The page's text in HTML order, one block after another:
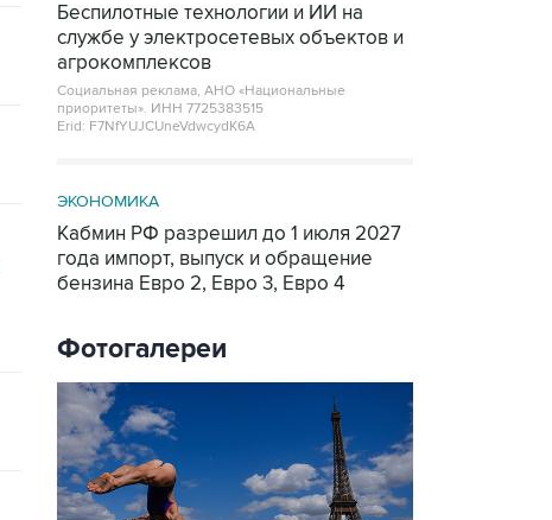
Беспилотные технологии и ИИ на
службе у электросетевых объектов и
агрокомплексов
Социальная реклама, АНО «Национальные
приоритеты». ИНН 7725383515
Erid: F7NfYUJCUneVdwcydK6A
ЭКОНОМИКА
Кабмин РФ разрешил до 1 июля 2027
года импорт, выпуск и обращение
бензина Евро 2, Евро 3, Евро 4
Фотогалереи